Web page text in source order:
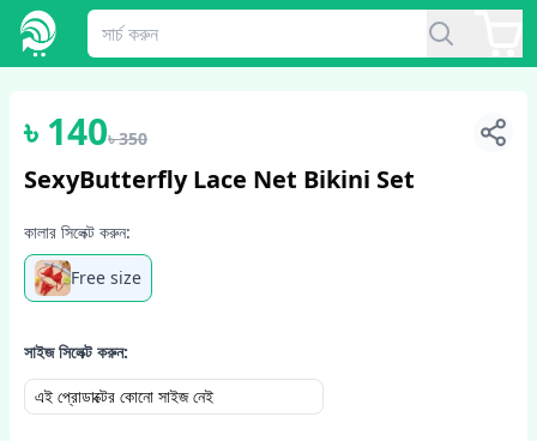
1/2
৳ 140৳350
SexyButterfly Lace Net Bikini Set
কালার সিলেক্ট করুন:
Free size
সাইজ সিলেক্ট করুন:
এই প্রোডাক্টের কোনো সাইজ নেই